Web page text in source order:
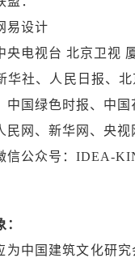
易设计
央电视台 北京卫视
华社、人民日报、
中国绿色时报、中
民网、新华网、央
信公众号：IDEA-
：
中国建筑文化研究